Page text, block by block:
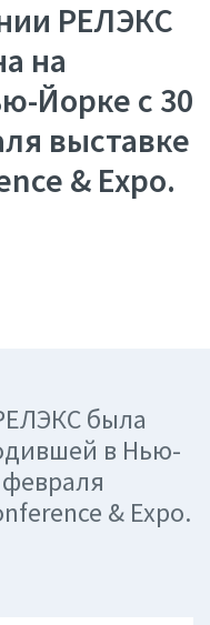
РЕЛЭКС
на
Йорке с 30
выставке
& Expo.
была
в Нью-
& Expo.